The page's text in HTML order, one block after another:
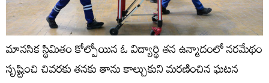
మానసిక స్థిమితం కోల్పోయిన ఓ విద్యార్థి తన ఉన్మాదంలో నరమేథం
సృష్టించి చివరకు తనకు తాను కాల్చుకుని మరణించిన ఘటన